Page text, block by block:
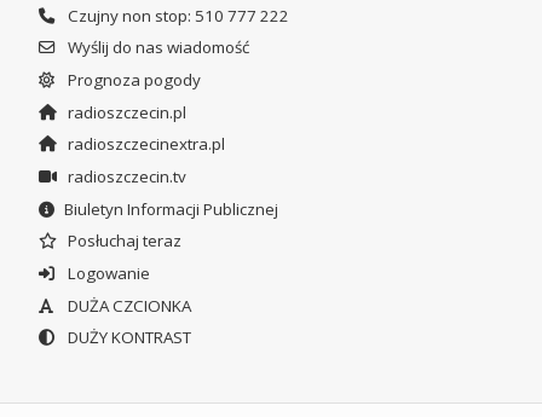
Czujny non stop: 510 777 222
Wyślij do nas wiadomość
Prognoza pogody
radioszczecin.pl
radioszczecinextra.pl
radioszczecin.tv
Biuletyn Informacji Publicznej
Posłuchaj teraz
Logowanie
DUŻA CZCIONKA
DUŻY KONTRAST